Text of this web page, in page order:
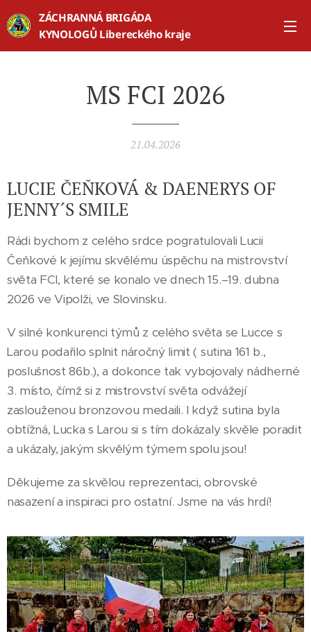
ZÁCHRANNÁ BRIGÁDA
KYNOLOGŮ Libereckého kraje
MS FCI 2026
21.04.2026
LUCIE ČEŇKOVÁ & DAENERYS OF
JENNY´S SMILE
Rádi bychom z celého srdce pogratulovali Lucii
Čeňkové k jejímu skvělému úspěchu na mistrovství
světa FCI, které se konalo ve dnech 15.–19. dubna
2026 ve Vipolži, ve Slovinsku.
V silné konkurenci týmů z celého světa se Lucce s
Larou podařilo splnit náročný limit ( sutina 161 b.,
poslušnost 86b.), a dokonce tak vybojovaly nádherné
3. místo, čímž si z mistrovství světa odvážejí
zaslouženou bronzovou medaili. I když sutina byla
obtížná, Lucka s Larou si s tím dokázaly skvěle poradit
a ukázaly, jakým skvělým týmem spolu jsou!
Děkujeme za skvělou reprezentaci, obrovské
nasazení a inspiraci pro ostatní. Jsme na vás hrdí!